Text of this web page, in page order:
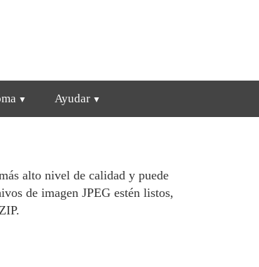
Ayudar
alto nivel de calidad y puede
de imagen JPEG estén listos,